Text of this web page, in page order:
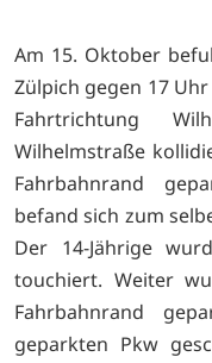
Am 15. Oktober
Zülpich gegen 17
Fahrtrichtung
Wilhelmstraße
Fahrbahnrand
befand sich zum
Der 14-Jährige
touchiert. Weiter
Fahrbahnrand
geparkten Pkw